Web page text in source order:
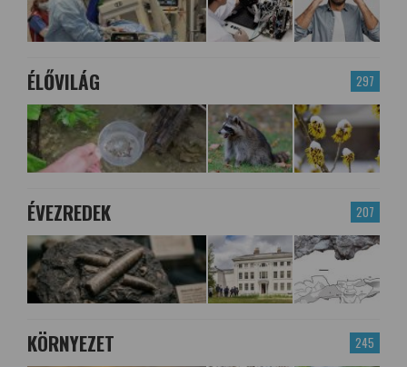
297
ÉLŐVILÁG
207
ÉVEZREDEK
245
KÖRNYEZET